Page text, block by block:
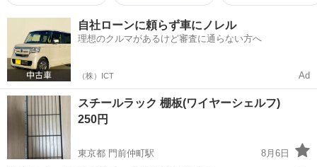
自社ローンに頼らず車にノレル
理想のクルマがあるけど審査に通らない方へ
（株）ICT Ad
スチールラック 棚板(ワイヤーシェルフ)
250円
東京都 門前仲町駅
8月6日